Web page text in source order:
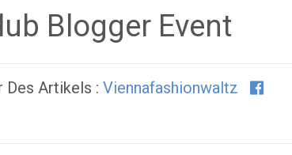
Blogger Event
Des Artikels : Viennafashionwaltz